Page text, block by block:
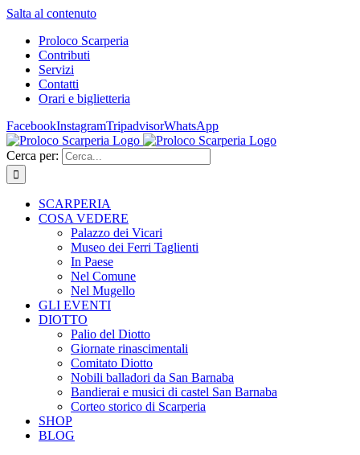
Salta al contenuto
Proloco Scarperia
Contributi
Servizi
Contatti
Orari e biglietteria
FacebookInstagramTripadvisorWhatsApp
Cerca per:
SCARPERIA
COSA VEDERE
Palazzo dei Vicari
Museo dei Ferri Taglienti
In Paese
Nel Comune
Nel Mugello
GLI EVENTI
DIOTTO
Palio del Diotto
Giornate rinascimentali
Comitato Diotto
Nobili balladori da San Barnaba
Bandierai e musici di castel San Barnaba
Corteo storico di Scarperia
SHOP
BLOG